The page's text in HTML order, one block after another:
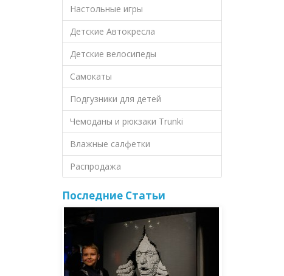
Настольные игры
Детские Автокресла
Детские велосипеды
Самокаты
Подгузники для детей
Чемоданы и рюкзаки Trunki
Влажные салфетки
Распродажа
Последние Статьи